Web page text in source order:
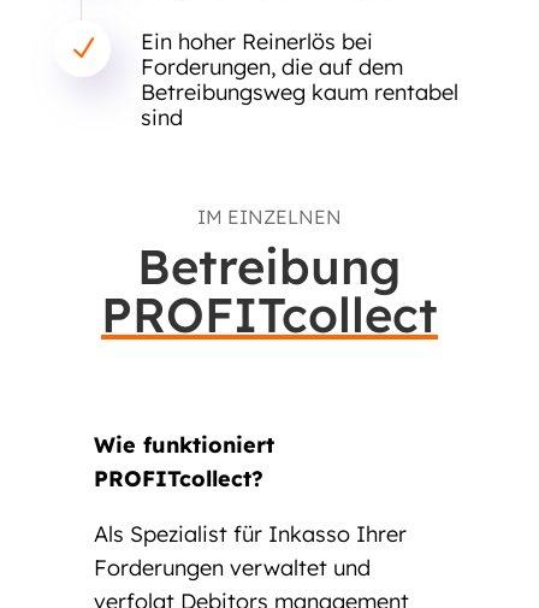
N
Ein hoher Reinerlös bei
Forderungen, die auf dem
Betreibungsweg kaum rentabel
sind
IM EINZELNEN
Betreibung
PROFITcollect
Wie funktioniert
PROFITcollect?
Als Spezialist für Inkasso Ihrer
Forderungen verwaltet und
verfolgt Debitors management